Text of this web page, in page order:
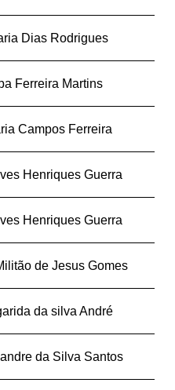
Dias Rodrigues
Ferreira Martins
Campos Ferreira
Henriques Guerra
Henriques Guerra
de Jesus Gomes
da silva André
da Silva Santos